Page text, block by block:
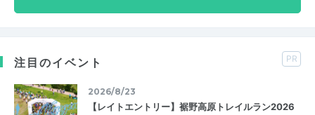
注目のイベント PR
2026/8/23
【レイトエントリー】裾野高原トレイルラン2026